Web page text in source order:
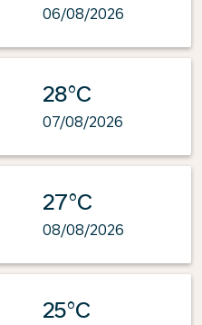
06/08/2026
28°C
07/08/2026
27°C
08/08/2026
25°C